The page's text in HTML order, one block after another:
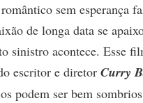
sem esperança
de longa data se
sinistro acontece. Esse
escritor e diretor Curry
podem ser bem